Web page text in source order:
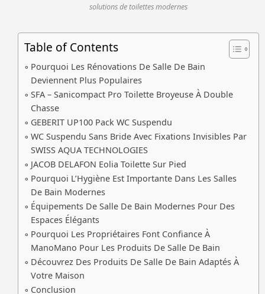
solutions de toilettes modernes
Table of Contents
Pourquoi Les Rénovations De Salle De Bain
Deviennent Plus Populaires
SFA – Sanicompact Pro Toilette Broyeuse À Double
Chasse
GEBERIT UP100 Pack WC Suspendu
WC Suspendu Sans Bride Avec Fixations Invisibles Par
SWISS AQUA TECHNOLOGIES
JACOB DELAFON Eolia Toilette Sur Pied
Pourquoi L’Hygiène Est Importante Dans Les Salles
De Bain Modernes
Équipements De Salle De Bain Modernes Pour Des
Espaces Élégants
Pourquoi Les Propriétaires Font Confiance À
ManoMano Pour Les Produits De Salle De Bain
Découvrez Des Produits De Salle De Bain Adaptés À
Votre Maison
Conclusion